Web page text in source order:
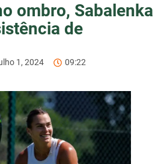
ombro, Sabalenka
de
1, 2024
09:22